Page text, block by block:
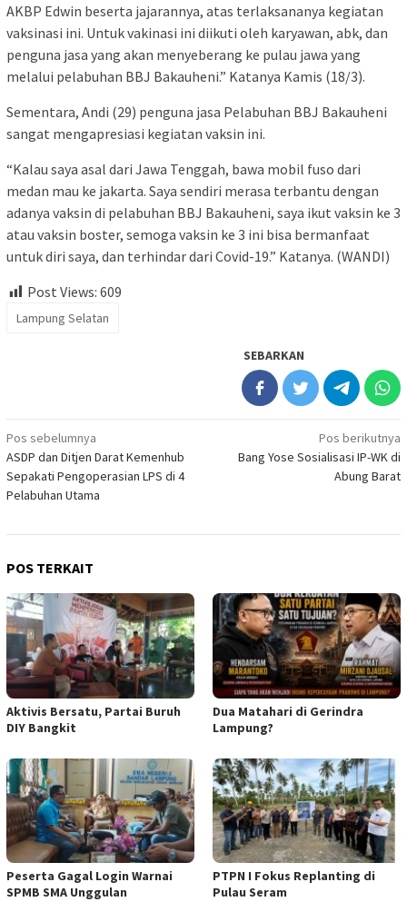
AKBP Edwin beserta jajarannya, atas terlaksananya kegiatan
vaksinasi ini. Untuk vakinasi ini diikuti oleh karyawan, abk, dan
penguna jasa yang akan menyeberang ke pulau jawa yang
melalui pelabuhan BBJ Bakauheni.” Katanya Kamis (18/3).
Sementara, Andi (29) penguna jasa Pelabuhan BBJ Bakauheni
sangat mengapresiasi kegiatan vaksin ini.
“Kalau saya asal dari Jawa Tenggah, bawa mobil fuso dari
medan mau ke jakarta. Saya sendiri merasa terbantu dengan
adanya vaksin di pelabuhan BBJ Bakauheni, saya ikut vaksin ke 3
atau vaksin boster, semoga vaksin ke 3 ini bisa bermanfaat
untuk diri saya, dan terhindar dari Covid-19.” Katanya. (WANDI)
Post Views: 609
Lampung Selatan
SEBARKAN
Navigasi
pos
Pos sebelumnya
ASDP dan Ditjen Darat Kemenhub
Sepakati Pengoperasian LPS di 4
Pelabuhan Utama
Pos berikutnya
Bang Yose Sosialisasi IP-WK di
Abung Barat
POS TERKAIT
Aktivis Bersatu, Partai Buruh
DIY Bangkit
Dua Matahari di Gerindra
Lampung?
Peserta Gagal Login Warnai
SPMB SMA Unggulan
PTPN I Fokus Replanting di
Pulau Seram